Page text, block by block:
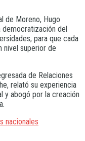
de Moreno, Hugo
democratización del
para que cada
nivel superior de
de Relaciones
relató su experiencia
y abogó por la creación
nacionales